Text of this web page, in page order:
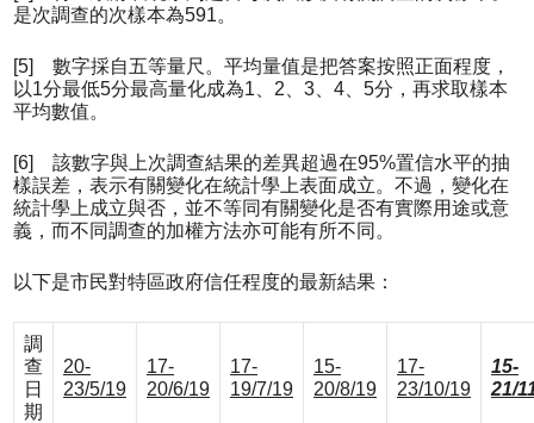
是次調查的次樣本為591。
[5] 數字採自五等量尺。平均量值是把答案按照正面程度，
以1分最低5分最高量化成為1、2、3、4、5分，再求取樣本
平均數值。
[6] 該數字與上次調查結果的差異超過在95%置信水平的抽
樣誤差，表示有關變化在統計學上表面成立。不過，變化在
統計學上成立與否，並不等同有關變化是否有實際用途或意
義，而不同調查的加權方法亦可能有所不同。
以下是市民對特區政府信任程度的最新結果：
調
查
日
期
20-
23/5/19
17-
20/6/19
17-
19/7/19
15-
20/8/19
17-
23/10/19
15-
21/